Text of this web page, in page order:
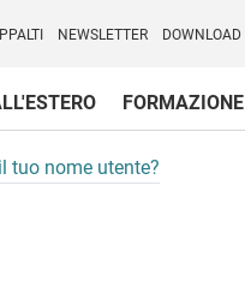
NEWSLETTER DOWNLOAD
FORMAZIONE
tuo nome utente?